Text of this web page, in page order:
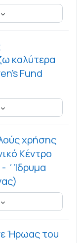
καλύτερα
Fund
χρήσης
Κέντρο
΄Ίδρυμα
Ήρωας του